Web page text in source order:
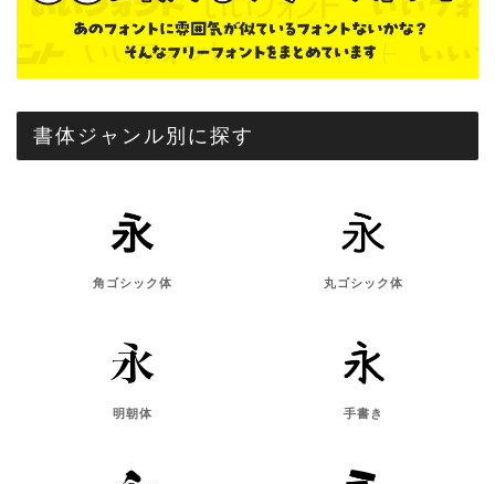
書体ジャンル別に探す
角ゴシック体 丸ゴシック体
明朝体 手書き